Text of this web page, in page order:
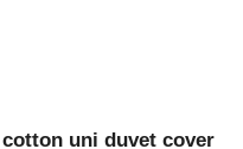
uni duvet cover